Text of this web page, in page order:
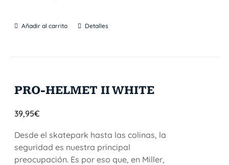
Añadir al carrito Detalles
PRO-HELMET II WHITE
39,95€
Desde el skatepark hasta las colinas, la
seguridad es nuestra principal
preocupación. Es por eso que, en Miller,